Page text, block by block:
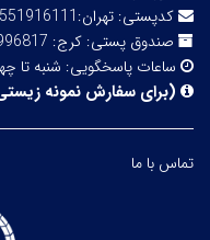
کدپستی: تهران:1551916111 کرج:3365166518
صندوق پستی: کرج: 3197996817 تهران:15855-161
ساعات پاسخگویی: شنبه تا
(برای سفارش نمونه
تماس با ما